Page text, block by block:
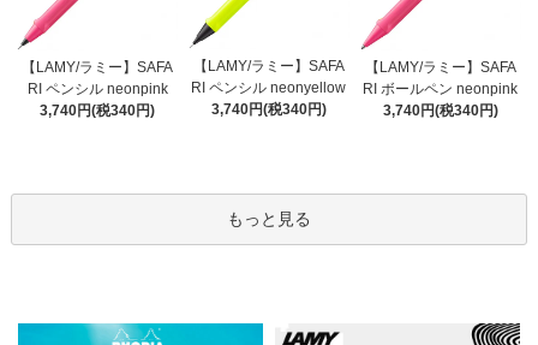
【LAMY/ラミー】SAFA
RI ペンシル neonpink
3,740円(税340円)
【LAMY/ラミー】SAFA
RI ペンシル neonyellow
3,740円(税340円)
【LAMY/ラミー】SAFA
RI ボールペン neonpink
3,740円(税340円)
もっと見る